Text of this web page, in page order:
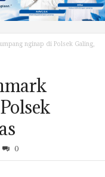
nginap di Polsek Galing,
0